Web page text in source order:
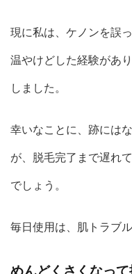
現に私は、ケノンを誤
温やけどした経験があ
しました。
幸いなことに、跡には
が、脱毛完了まで遅れ
でしょう。
毎日使用は、肌トラブ